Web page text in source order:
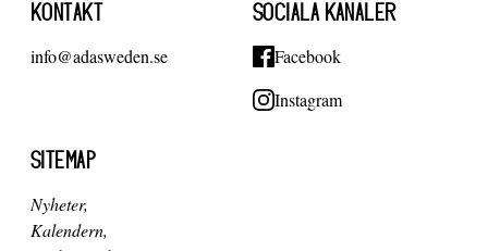
KONTAKT
info@adasweden.se
SOCIALA KANALER
Facebook
Instagram
SITEMAP
Nyheter
Kalendern